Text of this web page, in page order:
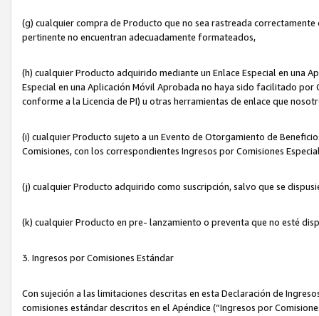
(g) cualquier compra de Producto que no sea rastreada
pertinente no encuentran adecuadamente formateados,
(h) cualquier Producto adquirido mediante un Enlace Especial en una
Especial en una Aplicación Móvil Aprobada no haya sido facilitado
conforme a la Licencia de PI) u otras herramientas de enlace que
(i) cualquier Producto sujeto a un Evento de Otorgamiento de
Comisiones, con los correspondientes Ingresos por Comisiones
(j) cualquier Producto adquirido como suscripción, salvo que se
(k) cualquier Producto en pre- lanzamiento o preventa que no esté
3. Ingresos por Comisiones Estándar
Con sujeción a las limitaciones descritas en esta Declaración de
comisiones estándar descritos en el Apéndice (“Ingresos por